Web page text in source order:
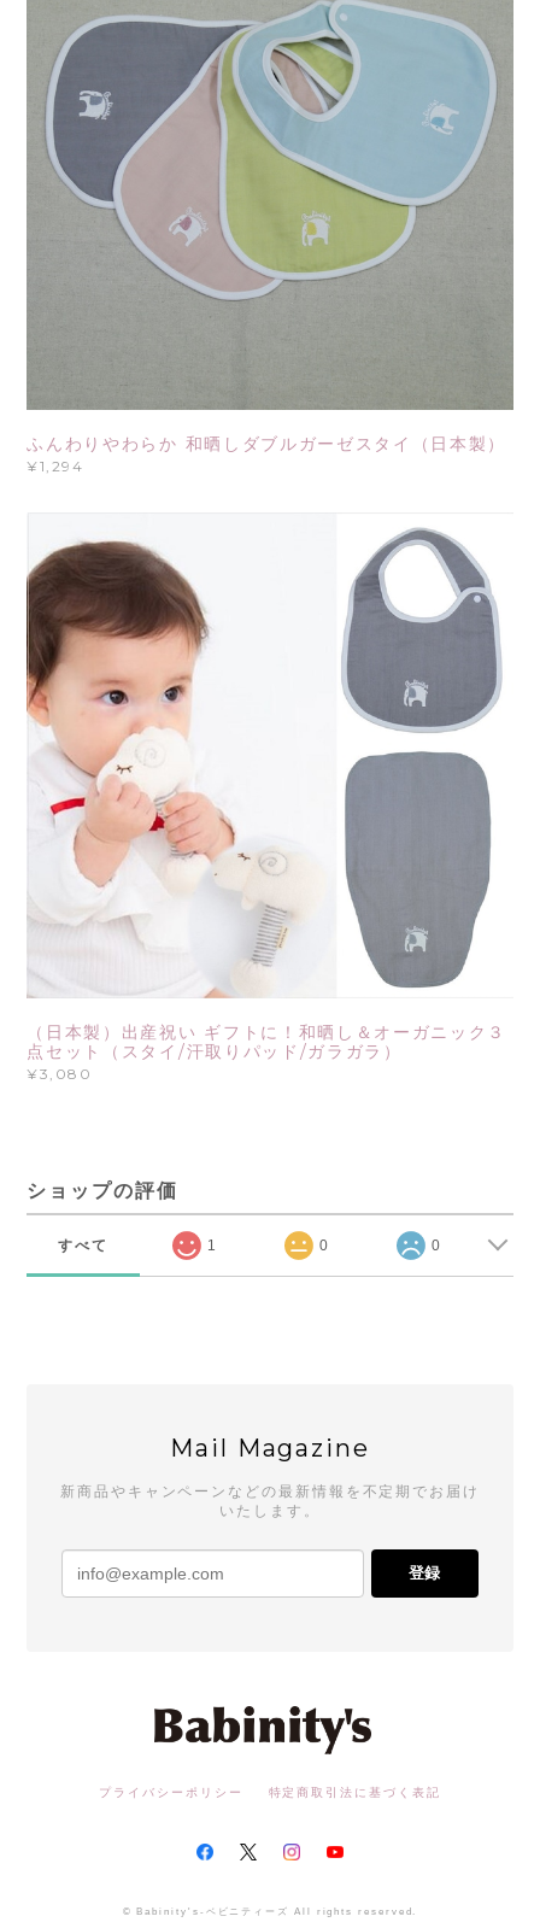
ふんわりやわらか 和晒しダブルガーゼスタイ（日本製）
¥1,294
（日本製）出産祝い ギフトに！和晒し＆オーガニック３
点セット（スタイ/汗取りパッド/ガラガラ）
¥3,080
ショップの評価
すべて 1 0 0
Mail Magazine
新商品やキャンペーンなどの最新情報を不定期でお届け
いたします。
登録
プライバシーポリシー 特定商取引法に基づく表記
© Babinity's-ベビニティーズ All rights reserved.